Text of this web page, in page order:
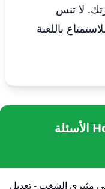
لا تنس
باللعبة
Hooligan - Car Modification الأسئلة
مثيري الشغب - تعديل